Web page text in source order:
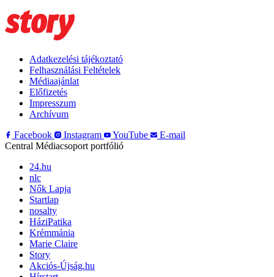
Adatkezelési tájékoztató
Felhasználási Feltételek
Médiaajánlat
Előfizetés
Impresszum
Archívum
Facebook
Instagram YouTube
E-mail
Central Médiacsoport portfólió
24.hu
nlc
Nők Lapja
Startlap
nosalty
HáziPatika
Krémmánia
Marie Claire
Story
Akciós-Újság.hu